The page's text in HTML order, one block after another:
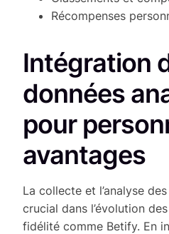
Récompenses
Intégration
données
pour
avantages
La collecte et l’analyse
crucial dans l’évolution
fidélité comme Betify. En